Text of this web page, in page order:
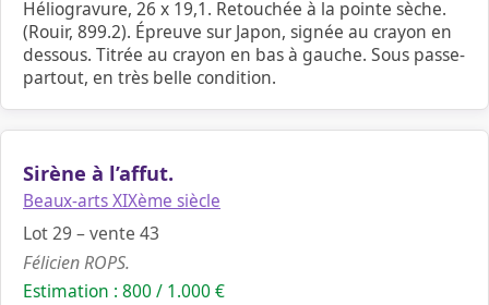
Héliogravure, 26 x 19,1. Retouchée à la pointe sèche.
(Rouir, 899.2). Épreuve sur Japon, signée au crayon en
dessous. Titrée au crayon en bas à gauche. Sous passe-
partout, en très belle condition.
Sirène à l’affut.
Beaux-arts XIXème siècle
Lot 29 – vente 43
Félicien ROPS.
Estimation : 800 / 1.000 €